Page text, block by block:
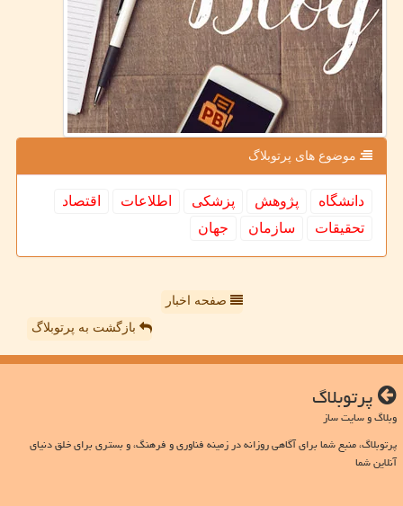
موضوع های پرتوبلاگ
دانشگاه پژوهش پزشكی اطلاعات
اقتصاد
تحقیقات
سازمان جهان
صفحه اخبار
بازگشت به پرتوبلاگ
پرتوبلاگ
وبلاگ و سایت ساز
پرتوبلاگ، منبع شما برای آگاهی روزانه در زمینه فناوری و فرهنگ، و بستری برای خلق دنیای
آنلاین شما